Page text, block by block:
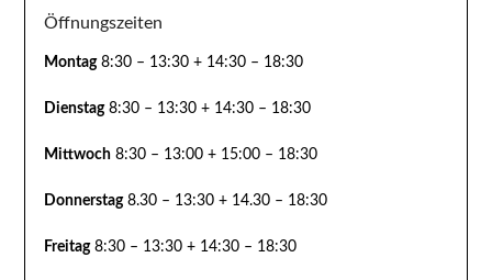
Öffnungszeiten
Montag8:30 – 13:30 + 14:30 – 18:30
Dienstag8:30 – 13:30 + 14:30 – 18:30
Mittwoch8:30 – 13:00 + 15:00 – 18:30
Donnerstag8.30 – 13:30 + 14.30 – 18:30
Freitag8:30 – 13:30 + 14:30 – 18:30